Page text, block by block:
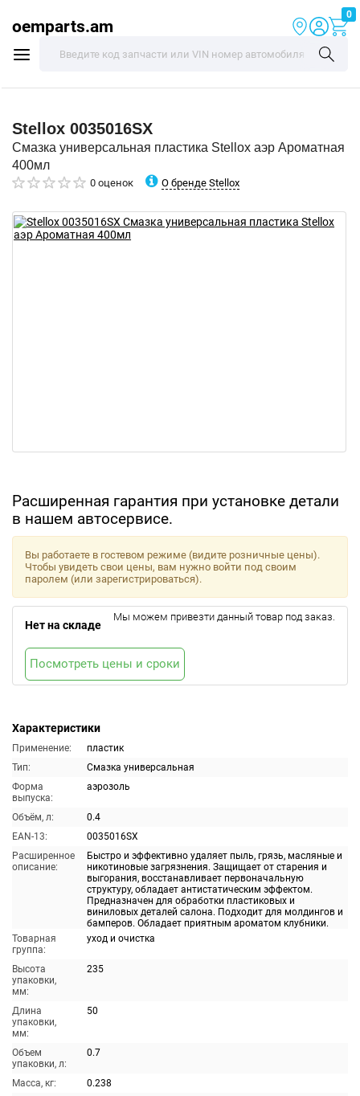
oemparts.am
0
Stellox 0035016SX
Смазка универсальная пластика Stellox аэр Ароматная
400мл
0 оценок О бренде Stellox
Расширенная гарантия при установке детали
в нашем автосервисе.
Характеристики
Применение:
пластик
Тип:
Смазка универсальная
Форма
выпуска:
аэрозоль
Объём, л:
0.4
EAN-13:
0035016SX
Расширенное
описание:
Быстро и эффективно удаляет пыль, грязь, масляные и
никотиновые загрязнения. Защищает от старения и
выгорания, восстанавливает первоначальную
структуру, обладает антистатическим эффектом.
Предназначен для обработки пластиковых и
виниловых деталей салона. Подходит для молдингов и
бамперов. Обладает приятным ароматом клубники.
Товарная
группа:
уход и очистка
Высота
упаковки,
мм:
235
Длина
упаковки,
мм:
50
Объем
упаковки, л:
0.7
Масса, кг:
0.238
Вы работаете в гостевом режиме (видите розничные цены).
Чтобы увидеть свои цены, вам нужно войти под своим
паролем (или зарегистрироваться).
Нет на складе
Мы можем привезти данный товар под заказ.
Посмотреть цены и сроки